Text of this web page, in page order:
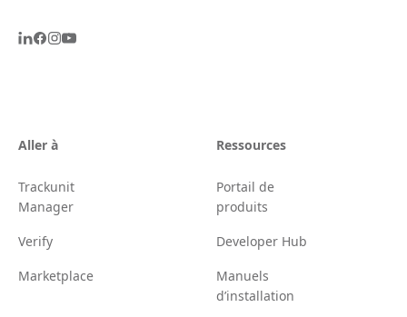
Aller à
Trackunit
Manager
Verify
Marketplace
Ressources
Portail de
produits
Developer Hub
Manuels
d’installation